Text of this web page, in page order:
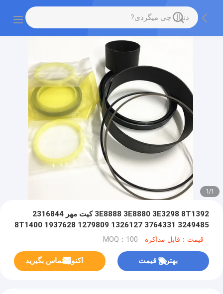
1
/
1
3E8888 3E8880 3E3298 8T1392 کیت مهر 2316844
3249485 3764331 8T1400 1937628 1279809 1326127
8T1412
قیمت：قابل مذاکره MOQ：100
بهترین قیمت اکنون تماس بگیرید